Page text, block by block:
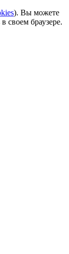
). Вы можете
своем браузере.